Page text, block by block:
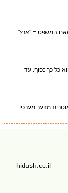
המשפט = "ארץ"
כך כפוף. עד
מנוער מערכיו.
hidush.co.il